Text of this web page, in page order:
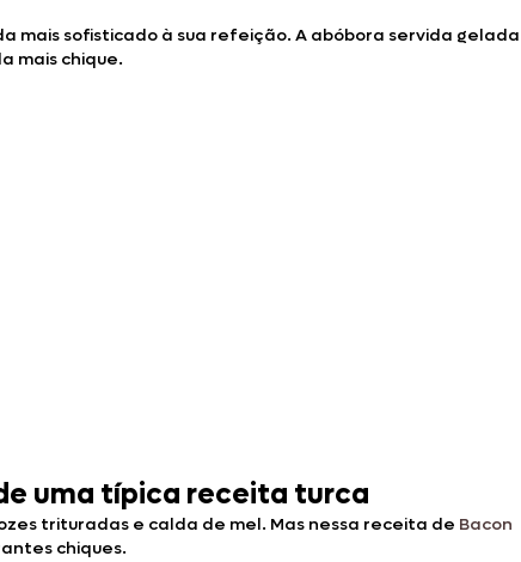
mais sofisticado à sua refeição. A abóbora servida gelada
mais chique.
uma típica receita turca
trituradas e calda de mel. Mas nessa receita de Bacon
chiques.